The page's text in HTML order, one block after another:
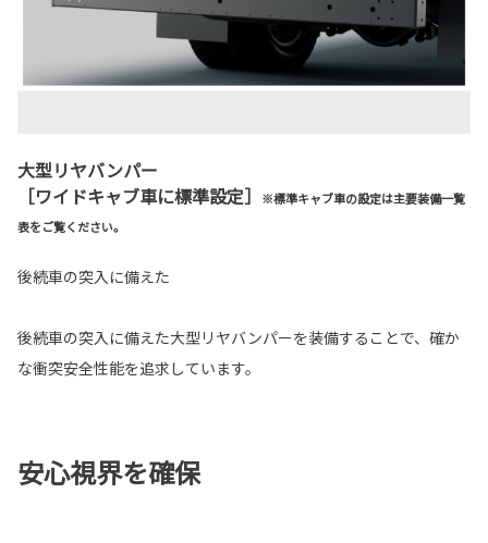
大型リヤバンパー
［ワイドキャブ車に標準設定］
※標準キャブ車の設定は主要装備一覧
表をご覧ください。
後続車の突入に備えた
後続車の突入に備えた大型リヤバンパーを装備することで、確か
な衝突安全性能を追求しています。
安心視界を確保